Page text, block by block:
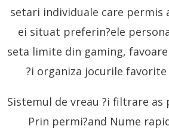
setari individuale care permis
ei situat preferin?ele
seta limite din gaming,
?i organiza jocurile favorite
Sistemul de vreau ?i filtrare
Prin permi?and Nume